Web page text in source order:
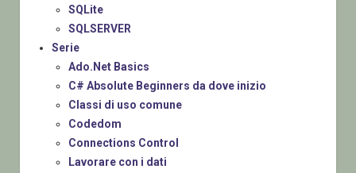
SQLite
SQLSERVER
Serie
Ado.Net Basics
C# Absolute Beginners da dove inizio
Classi di uso comune
Codedom
Connections Control
Lavorare con i dati